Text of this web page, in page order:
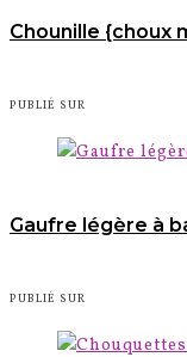
Chounille {choux
PUBLIÉ SUR
Gaufre légère à
PUBLIÉ SUR